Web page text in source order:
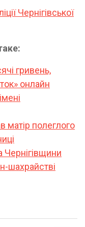
Чернігівської
гривень,
онлайн
матір полеглого
Чернігівщини
шахрайстві